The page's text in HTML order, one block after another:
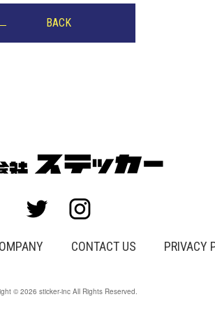
BACK
CONTACT US PRIVACY
© 2026 sticker-inc All Rights Reserved.